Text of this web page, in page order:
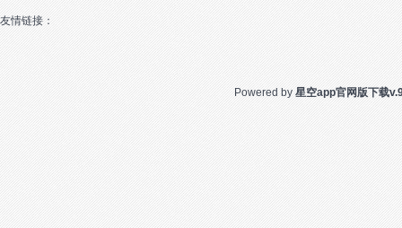
友情链接：
Powered by 星空app官网版下载